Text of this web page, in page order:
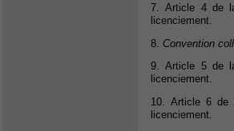
7. Article 4 de
licenciement.
8. Convention
9. Article 5 de
licenciement.
10. Article 6 de
licenciement.